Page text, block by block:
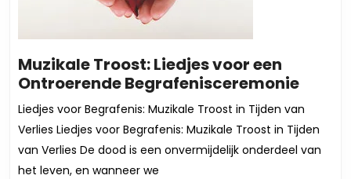
Muzikale Troost: Liedjes voor een
Ontroerende Begrafenisceremonie
voor
een
Liedjes voor Begrafenis: Muzikale Troost in Tijden van
Verlies Liedjes voor Begrafenis: Muzikale Troost in Tijden
van Verlies De dood is een onvermijdelijk onderdeel van
het leven, en wanneer we